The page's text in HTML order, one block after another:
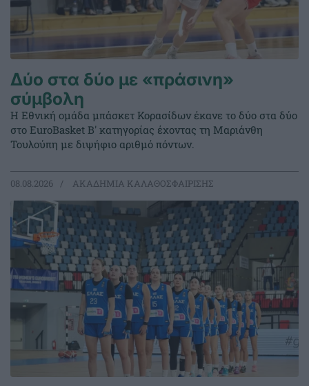
Δύο στα δύο με «πράσινη»
σύμβολη
Η Εθνική ομάδα μπάσκετ Κορασίδων έκανε το δύο στα δύο
στο EuroBasket Β' κατηγορίας έχοντας τη Μαριάνθη
Τουλούπη με διψήφιο αριθμό πόντων.
08.08.2026 ΑΚΑΔΗΜΙΑ ΚΑΛΑΘΟΣΦΑΙΡΙΣΗΣ